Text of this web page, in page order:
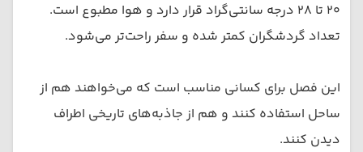
۲۰ تا ۲۸ درجه سانتی‌گراد قرار دارد و هوا مطبوع است.
تعداد گردشگران کمتر شده و سفر راحت‌تر می‌شود.
این فصل برای کسانی مناسب است که می‌خواهند هم از
ساحل استفاده کنند و هم از جاذبه‌های تاریخی اطراف
دیدن کنند.